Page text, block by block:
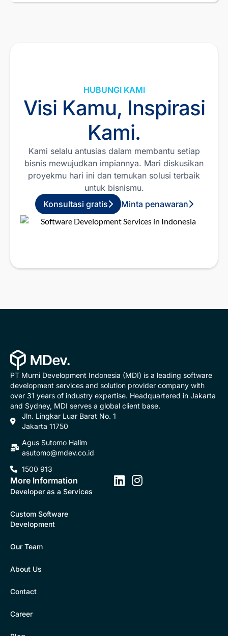
HUBUNGI KAMI
Visi Kamu, Inspirasi
Kami.
Kami selalu antusias dalam membantu setiap
bisnis mewujudkan impiannya. Mari diskusikan
proyekmu hari ini dan temukan solusi terbaik
untuk bisnismu.
Konsultasi gratis
Minta penawaran
PT Murni Development Indonesia (MDI) is a leading software
development services and solution provider company with
over 31 years of industry expertise. Headquartered in Jakarta
and Sydney, MDI serves a global client base.
Jln. Lingkar Luar Barat No. 1
Jakarta 11750
Agus Sutomo Halim
asutomo@mdev.co.id
1500 913
More Information
Developer as a Services
Custom Software
Development
Our Team
About Us
Contact
Career